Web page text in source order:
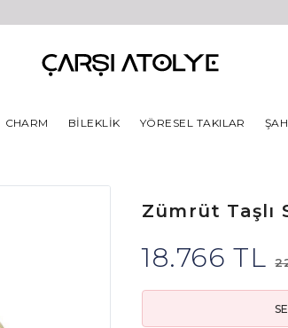
CHARM BILEKLIK YÖRESEL TAKILAR
Zümrüt Taşlı
18.766 TL